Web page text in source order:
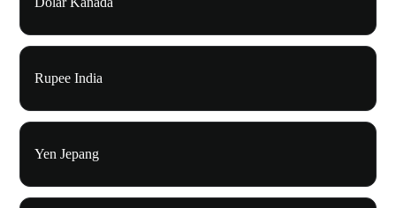
Rupee India
Yen Jepang